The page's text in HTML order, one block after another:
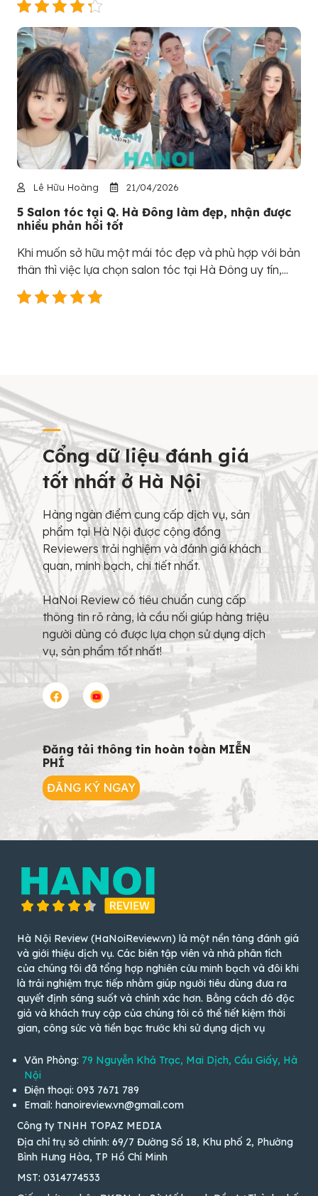
Lê Hữu Hoàng 21/04/2026
5 Salon tóc tại Q. Hà Đông làm đẹp, nhận được
nhiều phản hồi tốt
Khi muốn sở hữu một mái tóc đẹp và phù hợp với bản
thân thì việc lựa chọn salon tóc tại Hà Đông uy tín,...
Cổng dữ liệu đánh giá
tốt nhất ở Hà Nội
Hàng ngàn điểm cung cấp dịch vụ, sản
phẩm tại Hà Nội được cộng đồng
Reviewers trải nghiệm và đánh giá khách
quan, minh bạch, chi tiết nhất.
HaNoi Review có tiêu chuẩn cung cấp
thông tin rõ ràng, là cầu nối giúp hàng triệu
người dùng có được lựa chọn sử dụng dịch
vụ, sản phẩm tốt nhất!
Đăng tải thông tin hoàn toàn MIỄN
PHÍ
ĐĂNG KÝ NGAY
Hà Nội Review (HaNoiReview.vn) là một nền tảng đánh giá
và giới thiệu dịch vụ. Các biên tập viên và nhà phân tích
của chúng tôi đã tổng hợp nghiên cứu minh bạch và đôi khi
là trải nghiệm trực tiếp nhằm giúp người tiêu dùng đưa ra
quyết định sáng suốt và chính xác hơn. Bằng cách đó độc
giả và khách truy cập của chúng tôi có thể tiết kiệm thời
gian, công sức và tiền bạc trước khi sử dụng dịch vụ
Văn Phòng: 79 Nguyễn Khả Trạc, Mai Dịch, Cầu Giấy, Hà
Nội
Điện thoại: 093 7671 789
Email: hanoireview.vn@gmail.com
Công ty TNHH TOPAZ MEDIA
Địa chỉ trụ sở chính: 69/7 Đường Số 18, Khu phố 2, Phường
Bình Hưng Hòa, TP Hồ Chí Minh
MST: 0314774533